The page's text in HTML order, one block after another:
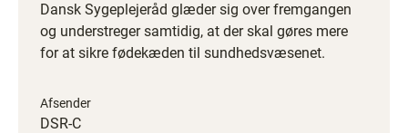
Dansk Sygeplejeråd glæder sig over fremgangen
og understreger samtidig, at der skal gøres mere
for at sikre fødekæden til sundhedsvæsenet.
Afsender
DSR-C